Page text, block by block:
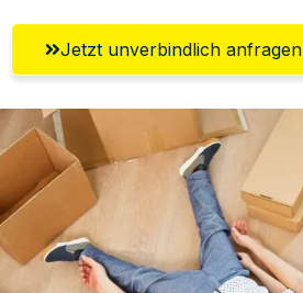
Jetzt unverbindlich anfragen